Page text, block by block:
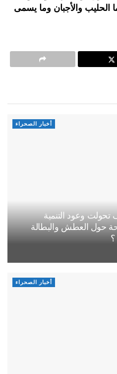
الحليب والأجبان وما يسمى
أخبار الصحراء
تحولت وعود التنمية
حول العطش والبطالة
؟
أخبار الصحراء